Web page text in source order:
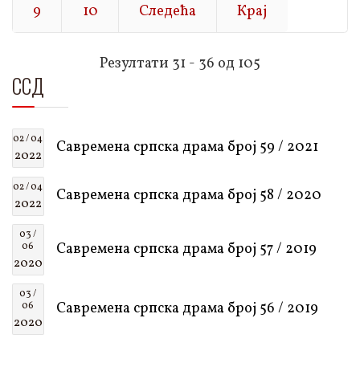
9
10 Следећа Крај
Резултати 31 - 36 од 105
ССД
02 / 04
2022 Савремена српска драма број 59 / 2021
02 / 04
2022 Савремена српска драма број 58 / 2020
03 /
06
2020
Савремена српска драма број 57 / 2019
03 /
06
2020
Савремена српска драма број 56 / 2019